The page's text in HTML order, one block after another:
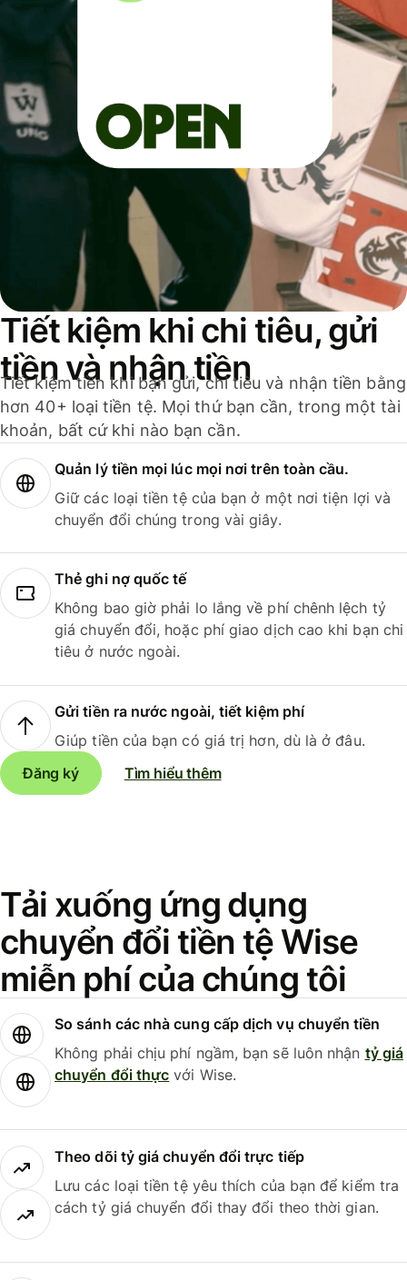
Tiết kiệm khi chi tiêu, gửi
tiền và nhận tiền
Tiết kiệm tiền khi bạn gửi, chi tiêu và nhận tiền bằng
hơn 40+ loại tiền tệ. Mọi thứ bạn cần, trong một tài
khoản, bất cứ khi nào bạn cần.
Quản lý tiền mọi lúc mọi nơi trên toàn cầu.
Giữ các loại tiền tệ của bạn ở một nơi tiện lợi và
chuyển đổi chúng trong vài giây.
Thẻ ghi nợ quốc tế
Không bao giờ phải lo lắng về phí chênh lệch tỷ
giá chuyển đổi, hoặc phí giao dịch cao khi bạn chi
tiêu ở nước ngoài.
Gửi tiền ra nước ngoài, tiết kiệm phí
Giúp tiền của bạn có giá trị hơn, dù là ở đâu.
Đăng ký
Tìm hiểu thêm
Tải xuống ứng dụng
chuyển đổi tiền tệ Wise
miễn phí của chúng tôi
So sánh các nhà cung cấp dịch vụ chuyển tiền
Không phải chịu phí ngầm, bạn sẽ luôn nhận tỷ giá
chuyển đổi thực với Wise.
Theo dõi tỷ giá chuyển đổi trực tiếp
Lưu các loại tiền tệ yêu thích của bạn để kiểm tra
cách tỷ giá chuyển đổi thay đổi theo thời gian.